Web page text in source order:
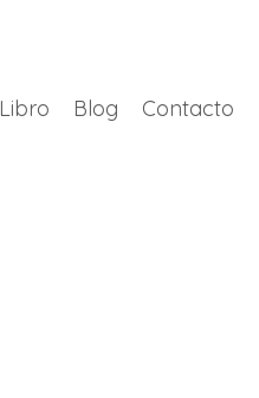
Libro Blog Contacto